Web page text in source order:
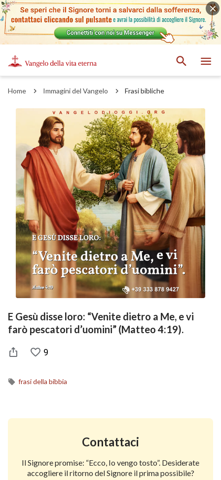
Home Immagini del Vangelo Frasi bibliche
E Gesù disse loro: “Venite dietro a Me, e vi
farò pescatori d’uomini” (Matteo 4:19).
9
frasi della bibbia
Contattaci
Il Signore promise: “Ecco, Io vengo tosto”. Desiderate
accogliere il ritorno del Signore il prima possibile?